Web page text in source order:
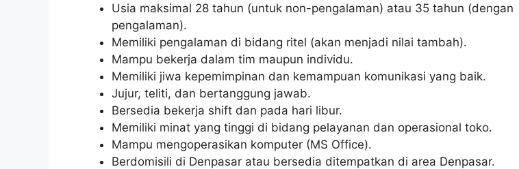
Usia maksimal 28 tahun (untuk non-pengalaman) atau 35 tahun (dengan
pengalaman).
Memiliki pengalaman di bidang ritel (akan menjadi nilai tambah).
Mampu bekerja dalam tim maupun individu.
Memiliki jiwa kepemimpinan dan kemampuan komunikasi yang baik.
Jujur, teliti, dan bertanggung jawab.
Bersedia bekerja shift dan pada hari libur.
Memiliki minat yang tinggi di bidang pelayanan dan operasional toko.
Mampu mengoperasikan komputer (MS Office).
Berdomisili di Denpasar atau bersedia ditempatkan di area Denpasar.